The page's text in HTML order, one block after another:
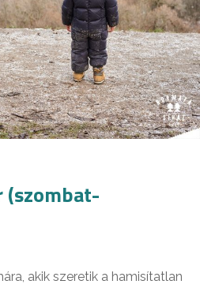
(szombat-
akik szeretik a hamisítatlan